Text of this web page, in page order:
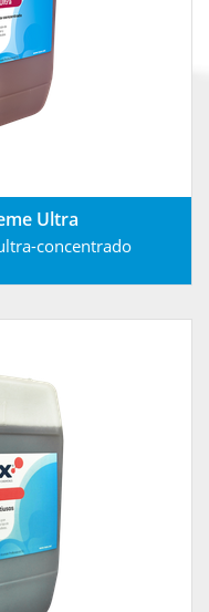
Ultra
concentrado